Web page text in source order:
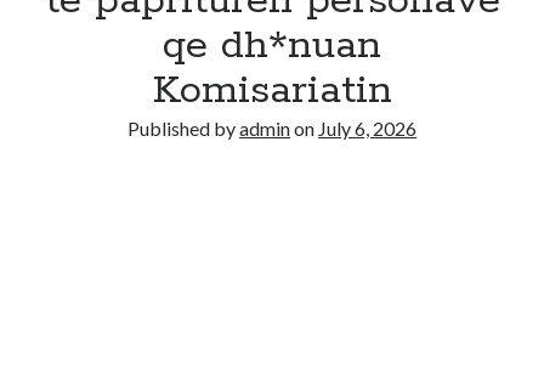
qe dh*nuan
Komisariatin
Published byadminon July 6, 2026